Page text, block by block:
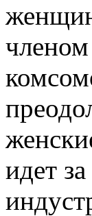
идет